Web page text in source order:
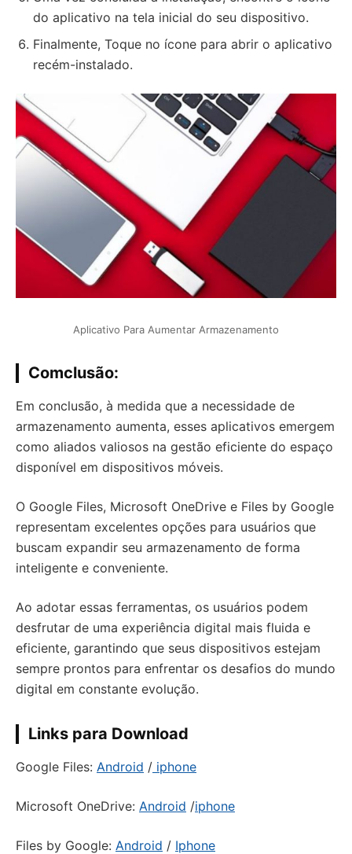
do aplicativo na tela inicial do seu dispositivo.
Finalmente, Toque no ícone para abrir o aplicativo
recém-instalado.
Aplicativo Para Aumentar Armazenamento
Comclusão:
Em conclusão, à medida que a necessidade de
armazenamento aumenta, esses aplicativos emergem
como aliados valiosos na gestão eficiente do espaço
disponível em dispositivos móveis.
O Google Files, Microsoft OneDrive e Files by Google
representam excelentes opções para usuários que
buscam expandir seu armazenamento de forma
inteligente e conveniente.
Ao adotar essas ferramentas, os usuários podem
desfrutar de uma experiência digital mais fluida e
eficiente, garantindo que seus dispositivos estejam
sempre prontos para enfrentar os desafios do mundo
digital em constante evolução.
Links para Download
Google Files: Android / iphone
Microsoft OneDrive: Android /iphone
Files by Google: Android / Iphone